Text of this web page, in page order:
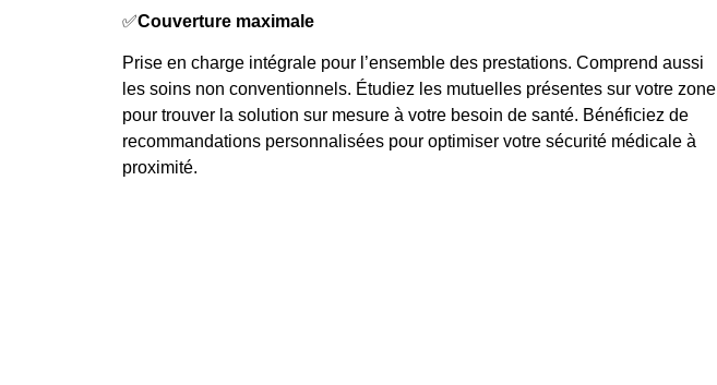
✅Couverture maximale
Prise en charge intégrale pour l’ensemble des prestations. Comprend aussi
les soins non conventionnels. Étudiez les mutuelles présentes sur votre zone
pour trouver la solution sur mesure à votre besoin de santé. Bénéficiez de
recommandations personnalisées pour optimiser votre sécurité médicale à
proximité.